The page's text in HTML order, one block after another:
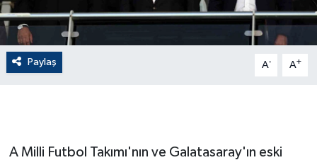
Paylaş A- A+
A Milli Futbol Takımı'nın ve Galatasaray'ın eski
EKONOMİ
English News